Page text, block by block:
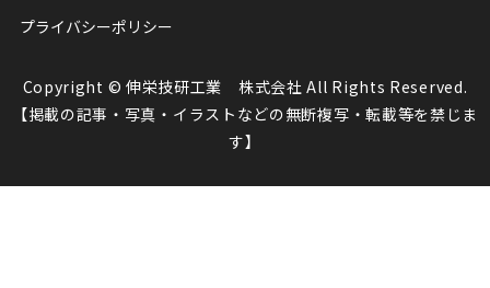
プライバシーポリシー
Copyright © 伸栄技研工業 株式会社 All Rights Reserved.
【掲載の記事・写真・イラストなどの無断複写・転載等を禁じま
す】